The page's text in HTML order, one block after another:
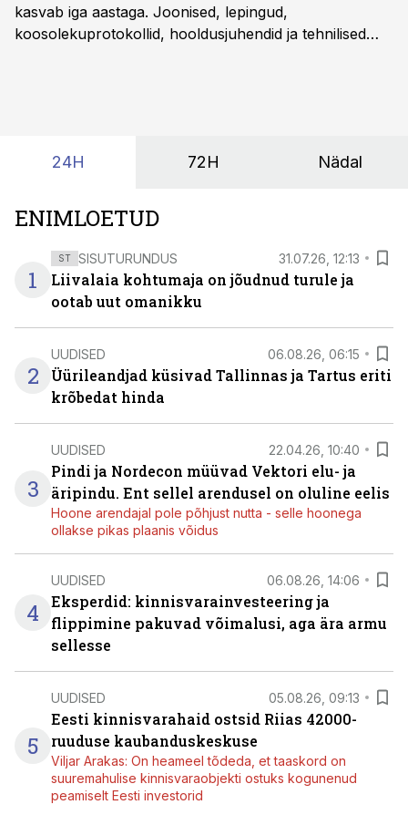
kasvab iga aastaga. Joonised, lepingud,
koosolekuprotokollid, hooldusjuhendid ja tehnilised
24H 72H Nädal
ENIMLOETUD
1
ST SISUTURUNDUS 31.07.26, 12:13
Liivalaia kohtumaja on jõudnud turule ja
ootab uut omanikku
2
UUDISED 06.08.26, 06:15
Üürileandjad küsivad Tallinnas ja Tartus eriti
krõbedat hinda
3
UUDISED 22.04.26, 10:40
Pindi ja Nordecon müüvad Vektori elu- ja
äripindu. Ent sellel arendusel on oluline eelis
Hoone arendajal pole põhjust nutta - selle hoonega
ollakse pikas plaanis võidus
4
UUDISED 06.08.26, 14:06
Eksperdid: kinnisvarainvesteering ja
flippimine pakuvad võimalusi, aga ära armu
sellesse
5
UUDISED 05.08.26, 09:13
Eesti kinnisvarahaid ostsid Riias 42000-
ruuduse kaubanduskeskuse
Viljar Arakas: On heameel tõdeda, et taaskord on
suuremahulise kinnisvaraobjekti ostuks kogunenud
peamiselt Eesti investorid